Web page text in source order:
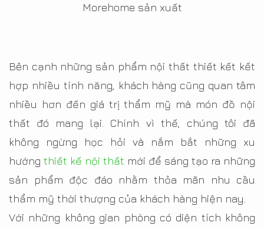
Morehome sản xuất
Bên cạnh những sản phẩm nội thất thiết kết kết
hợp nhiều tính năng, khách hàng cũng quan tâm
nhiều hơn đến giá trị thẩm mỹ mà món đồ nội
thất đó mang lại. Chính vì thế, chúng tôi đã
không ngừng học hỏi và nắm bắt những xu
hướng thiết kế nội thất mới để sáng tạo ra những
sản phẩm độc đáo nhằm thỏa mãn nhu cầu
thẩm mỹ thời thượng của khách hàng hiện nay.
Với những không gian phòng có diện tích không